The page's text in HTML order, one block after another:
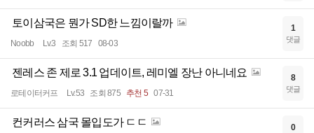
토이삼국은 뭔가 SD한 느낌이랄까
Noobb Lv.3 조회 517 08-03
1
댓글
젠레스 존 제로 3.1 업데이트, 레미엘 장난 아니네요
로테이터커프 Lv.53 조회 875 추천 5 07-31
8
댓글
컨커러스 삼국 몰입도가 ㄷㄷ 0